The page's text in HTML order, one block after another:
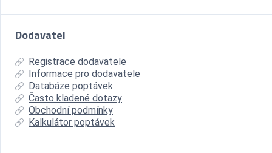
Dodavatel
Registrace dodavatele
Informace pro dodavatele
Databáze poptávek
Často kladené dotazy
Obchodní podmínky
Kalkulátor poptávek